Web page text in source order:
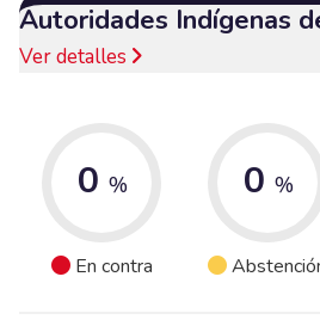
Autoridades Indígenas
Ver detalles
0 %
En contra
0 %